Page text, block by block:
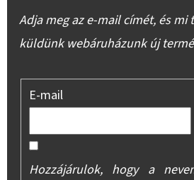
Adja meg az e-mail címét, és mi
küldünk webáruházunk új
E-mail
Hozzájárulok, hogy a